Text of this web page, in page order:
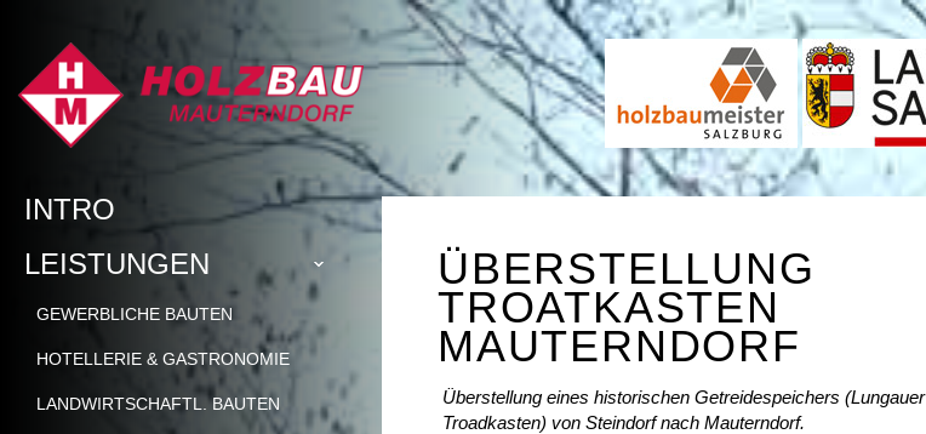
INTRO
LEISTUNGEN
GEWERBLICHE BAUTEN
HOTELLERIE & GASTRONOMIE
LANDWIRTSCHAFTL. BAUTEN
ÜBERSTELLUNG
TROATKASTEN
MAUTERNDORF
Überstellung eines historischen Getreidespeichers (Lungauer
Troadkasten) von Steindorf nach Mauterndorf.